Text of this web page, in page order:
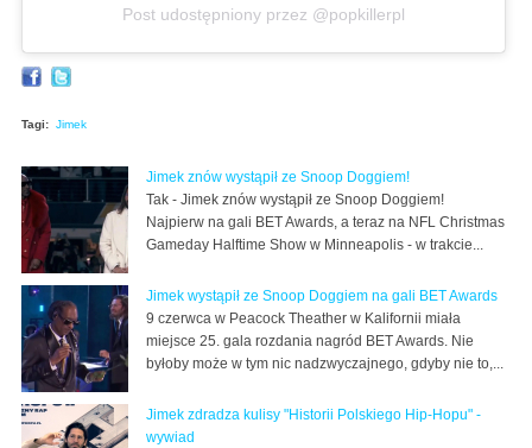
Post udostępniony przez @popkillerpl
Tagi: Jimek
Jimek znów wystąpił ze Snoop Doggiem!
Tak - Jimek znów wystąpił ze Snoop Doggiem!
Najpierw na gali BET Awards, a teraz na NFL Christmas
Gameday Halftime Show w Minneapolis - w trakcie...
Jimek wystąpił ze Snoop Doggiem na gali BET Awards
9 czerwca w Peacock Theather w Kalifornii miała
miejsce 25. gala rozdania nagród BET Awards. Nie
byłoby może w tym nic nadzwyczajnego, gdyby nie to,...
Jimek zdradza kulisy "Historii Polskiego Hip-Hopu" -
wywiad